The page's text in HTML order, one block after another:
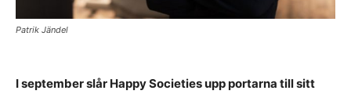
Patrik Jändel
I september slår Happy Societies upp portarna till sitt